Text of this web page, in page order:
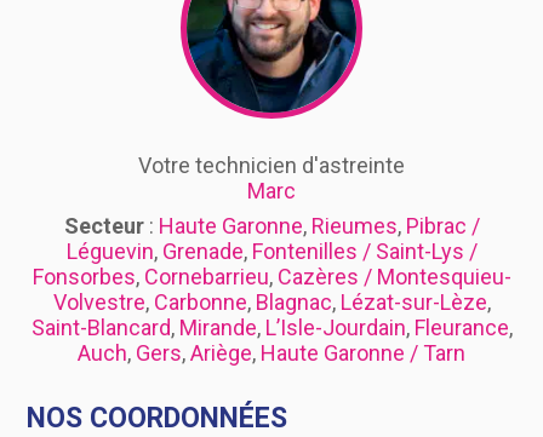
Votre technicien d'astreinte
Marc
Secteur: Haute Garonne, Rieumes, Pibrac /
Léguevin, Grenade, Fontenilles / Saint-Lys /
Fonsorbes, Cornebarrieu, Cazères / Montesquieu-
Volvestre, Carbonne, Blagnac, Lézat-sur-Lèze,
Saint-Blancard, Mirande, L’Isle-Jourdain, Fleurance,
Auch, Gers,Ariège, Haute Garonne / Tarn
NOS COORDONNÉES